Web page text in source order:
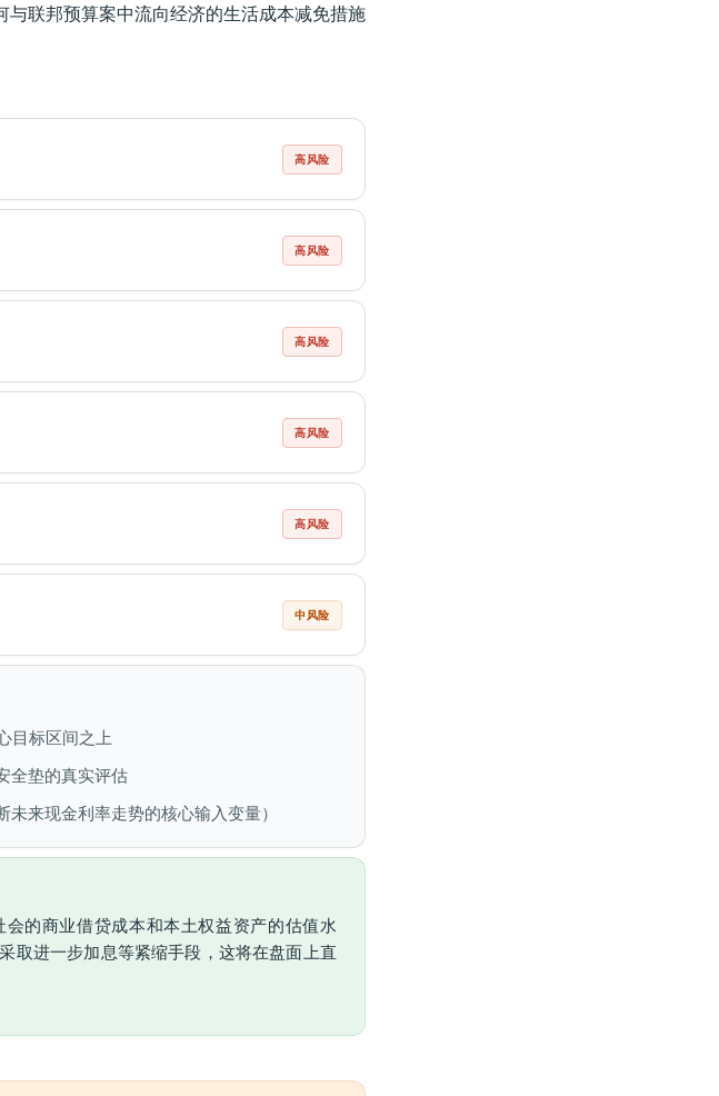
联邦预算案中流向经济的生活成本减免措施
高风险
高风险
高风险
高风险
高风险
中风险
目标区间之上
全垫的真实评估
来现金利率走势的核心输入变量）
的商业借贷成本和本土权益资产的估值水
取进一步加息等紧缩手段，这将在盘面上直